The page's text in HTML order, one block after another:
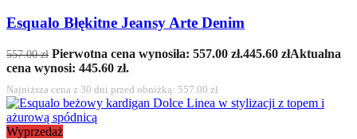
Esqualo Błękitne Jeansy Arte Denim
557.00zł Pierwotna cena wynosiła: 557.00 zł.445.60 złAktualna
cena wynosi: 445.60 zł.
Najniższa cena z 30 dni przed obniżką: 557.00 zł
Wyprzedaż